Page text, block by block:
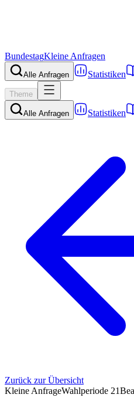
BundestagKleine Anfragen
Alle Anfragen Statistiken
Theme
Alle Anfragen Statistiken
Zurück zur Übersicht
Kleine AnfrageWahlperiode 21